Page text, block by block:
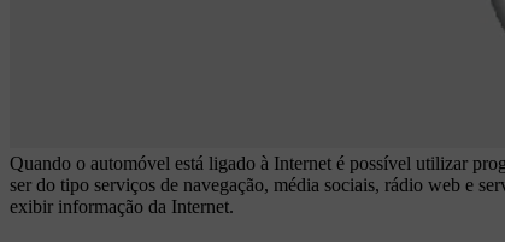
Quando o automóvel está ligado à Internet é possível utilizar
ser do tipo serviços de navegação, média sociais, rádio web e
exibir informação da Internet.